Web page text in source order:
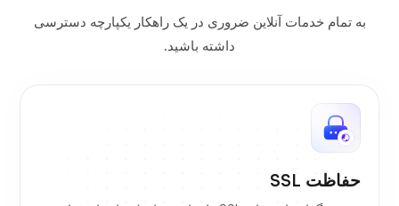
به تمام خدمات آنلاین ضروری در یک راهکار یکپارچه دسترسی
داشته باشید.
حفاظت SSL